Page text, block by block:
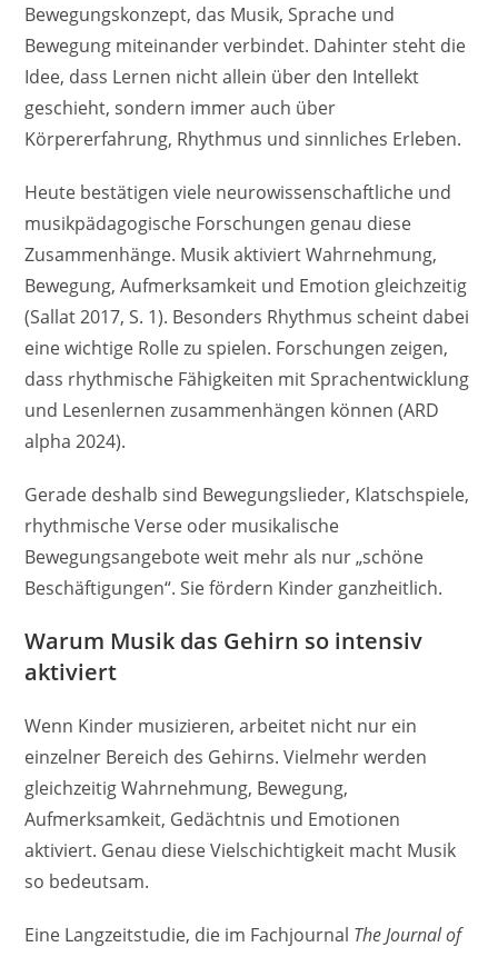
Bewegungskonzept, das Musik, Sprache und
Bewegung miteinander verbindet. Dahinter steht die
Idee, dass Lernen nicht allein über den Intellekt
geschieht, sondern immer auch über
Körpererfahrung, Rhythmus und sinnliches Erleben.
Heute bestätigen viele neurowissenschaftliche und
musikpädagogische Forschungen genau diese
Zusammenhänge. Musik aktiviert Wahrnehmung,
Bewegung, Aufmerksamkeit und Emotion gleichzeitig
(Sallat 2017, S. 1). Besonders Rhythmus scheint dabei
eine wichtige Rolle zu spielen. Forschungen zeigen,
dass rhythmische Fähigkeiten mit Sprachentwicklung
und Lesenlernen zusammenhängen können (ARD
alpha 2024).
Gerade deshalb sind Bewegungslieder, Klatschspiele,
rhythmische Verse oder musikalische
Bewegungsangebote weit mehr als nur „schöne
Beschäftigungen“. Sie fördern Kinder ganzheitlich.
Warum Musik das Gehirn so intensiv
aktiviert
Wenn Kinder musizieren, arbeitet nicht nur ein
einzelner Bereich des Gehirns. Vielmehr werden
gleichzeitig Wahrnehmung, Bewegung,
Aufmerksamkeit, Gedächtnis und Emotionen
aktiviert. Genau diese Vielschichtigkeit macht Musik
so bedeutsam.
Eine Langzeitstudie, die im Fachjournal The Journal of